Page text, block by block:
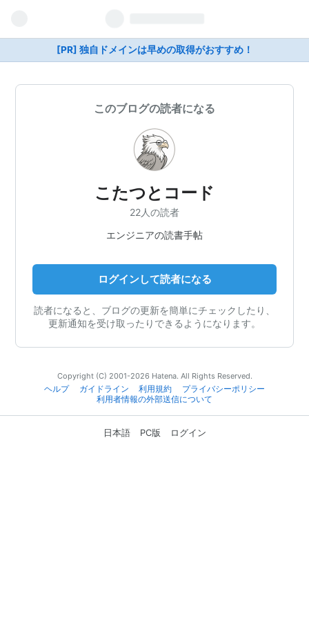
[PR] 独自ドメインは早めの取得がおすすめ！
このブログの読者になる
こたつとコード
22人の読者
エンジニアの読書手帖
ログインして読者になる
読者になると、ブログの更新を簡単にチェックしたり、
更新通知を受け取ったりできるようになります。
Copyright (C) 2001-2026 Hatena. All Rights Reserved.
ヘルプ
ガイドライン 利用規約
プライバシーポリシー
利用者情報の外部送信について
日本語 PC版 ログイン